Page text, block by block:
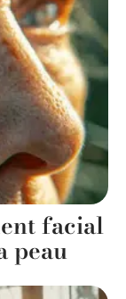
facial
peau